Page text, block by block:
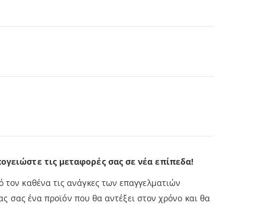
τις μεταφορές σας σε νέα επίπεδα!
τον καθένα τις ανάγκες των επαγγελματιών
σας ένα προϊόν που θα αντέξει στον χρόνο και θα